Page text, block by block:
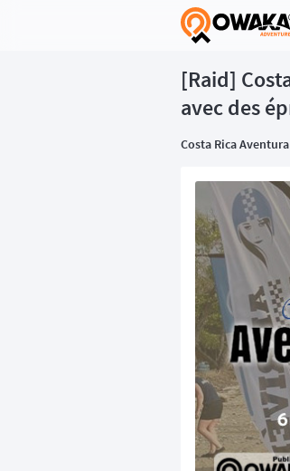
[Raid]
avec des
Costa Rica